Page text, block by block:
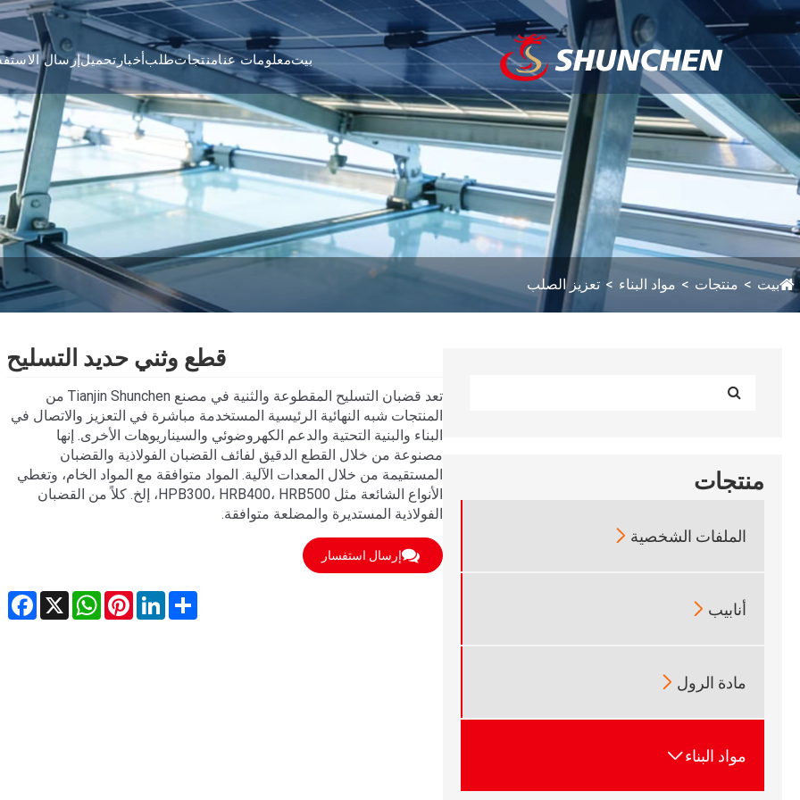
بيتمعلومات عنامنتجاتطلب أخبارتحميلإرسال
بيت منتجات مواد البناء تعزيز الصلب
منتجات
الملفات الشخصية 
أنابيب 
مادة الرول 
مواد البناء
قطع وثني حديد التسليح
تعد قضبان التسليح المقطوعة والثنية في مصنع Tianjin Shunchen من
المنتجات شبه النهائية الرئيسية المستخدمة مباشرة في التعزيز والاتصال في
البناء والبنية التحتية والدعم الكهروضوئي والسيناريوهات الأخرى. إنها
مصنوعة من خلال القطع الدقيق لفائف القضبان الفولاذية والقضبان
المستقيمة من خلال المعدات الآلية. المواد متوافقة مع المواد الخام، وتغطي
الأنواع الشائعة مثل HPB300، HRB400، HRB500، إلخ. كلاً من القضبان
الفولاذية المستديرة والمضلعة متوافقة.
إرسال استفسار
X
WhatsAppPinterestLinkedInShare